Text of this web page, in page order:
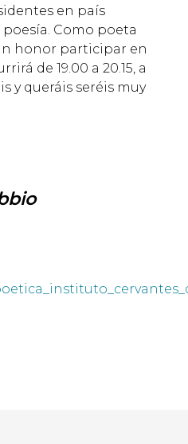
en país
Como poeta
honor participar en
de 19.00 a 20.15, a
y queráis seréis muy